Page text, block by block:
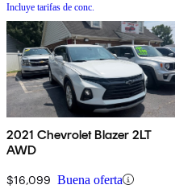
Incluye tarifas de conc.
2021 Chevrolet Blazer 2LT
AWD
$16,099 Buena oferta